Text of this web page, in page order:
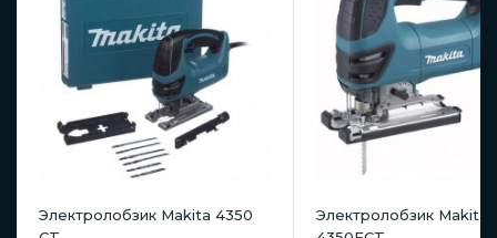
Электролобзик Makita 4350
Электролобзик Makita